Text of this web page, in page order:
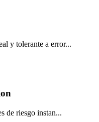
y tolerante a error...
de riesgo instan...